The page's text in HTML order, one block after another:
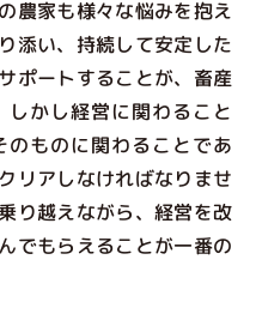
農家も様々な悩みを抱え
添い、持続して安定した
ポートすることが、畜産
かし経営に関わること
ものに関わることであ
リアしなければなりませ
り越えながら、経営を改
でもらえることが一番の